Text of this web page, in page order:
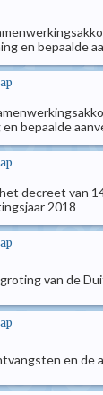
en bepaalde
bepaalde
decreet van
2018
van de
en de